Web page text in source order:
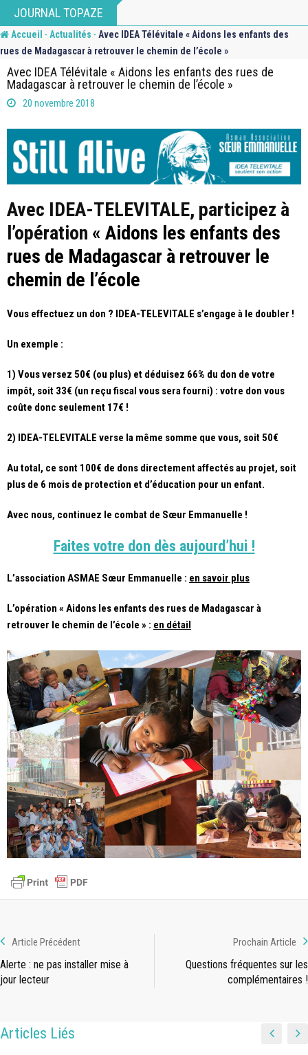
to
content
JOURNAL TOPAZE
Accueil -Actualités -Avec IDEA Télévitale « Aidons les enfants des
rues de Madagascar à retrouver le chemin de l’école »
Avec IDEA Télévitale « Aidons les enfants des rues de
Madagascar à retrouver le chemin de l’école »
20 novembre 2018
Avec IDEA-TELEVITALE, participez à
l’opération « Aidons les enfants des
rues de Madagascar à retrouver le
chemin de l’école
Vous effectuez un don ? IDEA-TELEVITALE s’engage à le doubler !
Un exemple :
1) Vous versez 50€ (ou plus) et déduisez 66% du don de votre
impôt, soit 33€ (un reçu fiscal vous sera fourni) : votre don vous
coûte donc seulement 17€ !
2) IDEA-TELEVITALE verse la même somme que vous, soit 50€
Au total, ce sont 100€ de dons directement affectés au projet, soit
plus de 6 mois de protection et d’éducation pour un enfant.
Avec nous, continuez le combat de Sœur Emmanuelle !
Faites votre don dès aujourd’hui !
L’association ASMAE Sœur Emmanuelle : en savoir plus
L’opération « Aidons les enfants des rues de Madagascar à
retrouver le chemin de l’école » : en détail
Article Précédent
Alerte : ne pas installer mise à
jour lecteur
Prochain Article
Questions fréquentes sur les
complémentaires !
Articles Liés